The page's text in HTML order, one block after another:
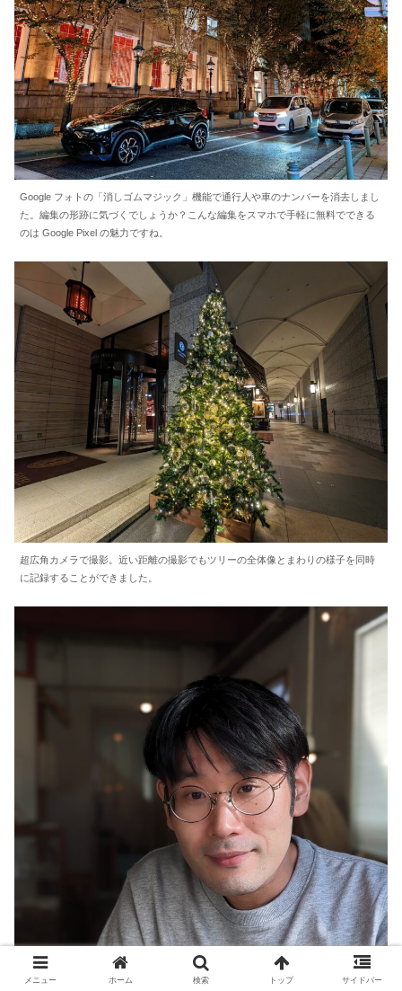
Google フォトの「消しゴムマジック」機能で通行人や車のナンバーを消去しまし
た。編集の形跡に気づくでしょうか？こんな編集をスマホで手軽に無料でできる
のは Google Pixel の魅力ですね。
超広角カメラで撮影。近い距離の撮影でもツリーの全体像とまわりの様子を同時
に記録することができました。
メニュー ホーム 検索 トップ サイドバー